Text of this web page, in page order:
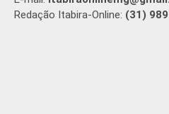
Redação Itabira-Online: (31)